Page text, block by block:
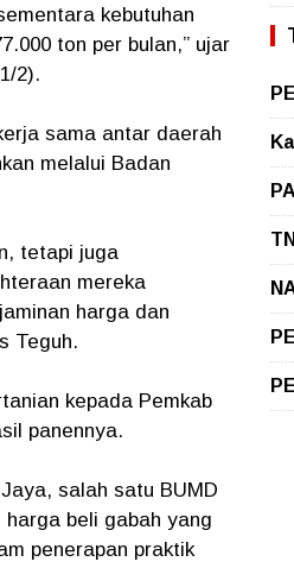
kebutuhan
ton per bulan,” ujar
2).
sama antar daerah
melalui Badan
tetapi juga
mereka
harga dan
Teguh.
kepada Pemkab
panennya.
salah satu BUMD
beli gabah yang
penerapan praktik